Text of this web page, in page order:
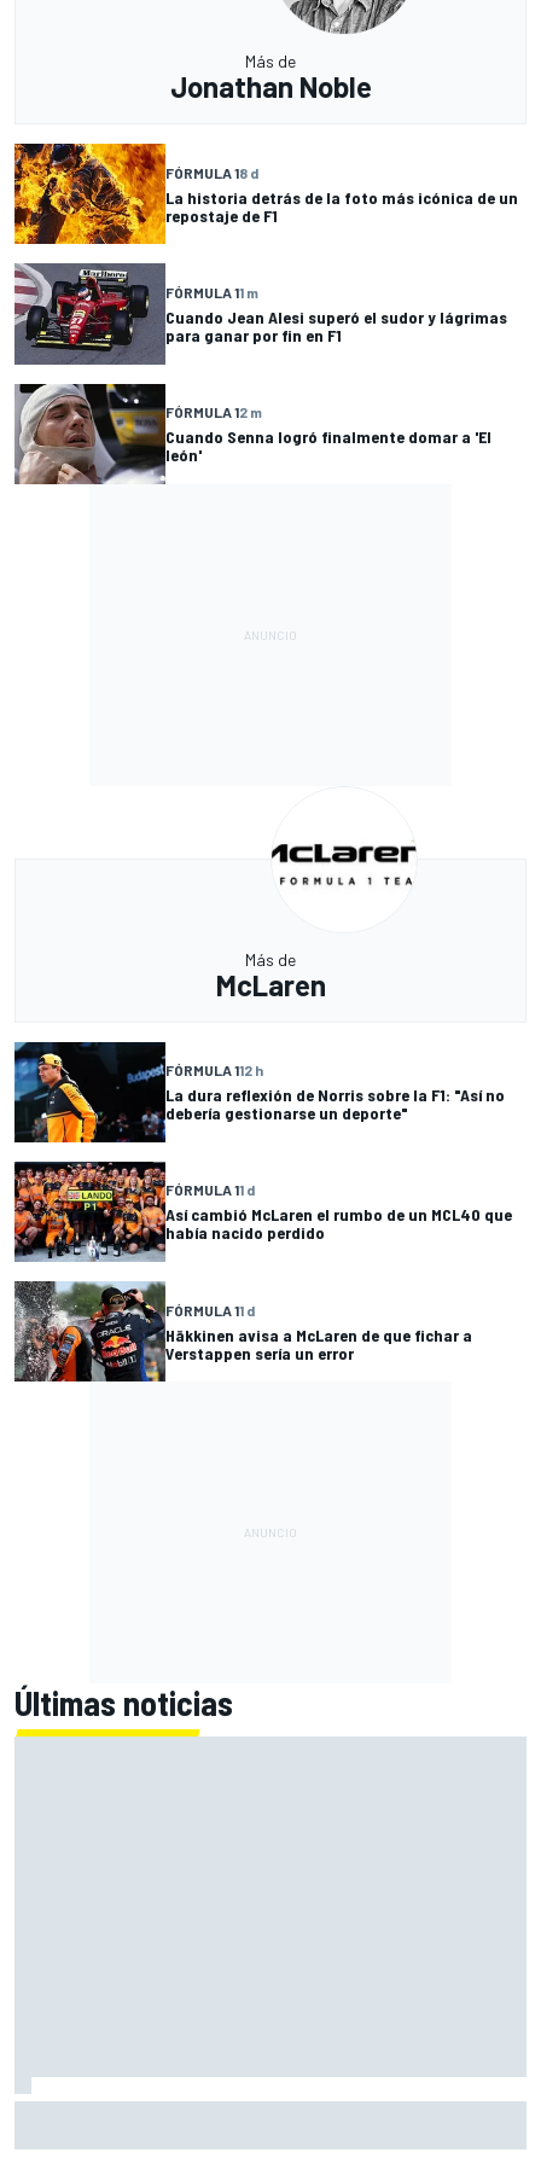
Más de
Jonathan Noble
FÓRMULA 18 d
La historia detrás de la foto más icónica de un
repostaje de F1
FÓRMULA 11 m
Cuando Jean Alesi superó el sudor y lágrimas
para ganar por fin en F1
FÓRMULA 12 m
Cuando Senna logró finalmente domar a 'El
león'
Más de
McLaren
FÓRMULA 112 h
La dura reflexión de Norris sobre la F1: "Así no
debería gestionarse un deporte"
FÓRMULA 11 d
Así cambió McLaren el rumbo de un MCL40 que
había nacido perdido
FÓRMULA 11 d
Häkkinen avisa a McLaren de que fichar a
Verstappen sería un error
Últimas noticias